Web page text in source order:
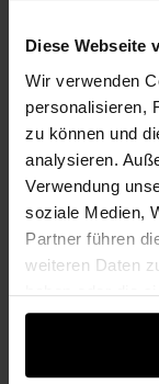
Diese Webseite
Wir verwenden
personalisieren,
zu können und
analysieren.
Verwendung
soziale Medien,
Partner führen
weiteren Daten
haben oder die
gesammelt